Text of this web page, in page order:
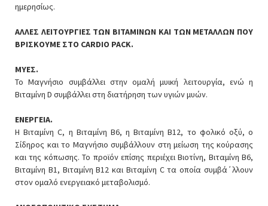
ημερησίως.
ΑΛΛΕΣ ΛΕΙΤΟΥΡΓΙΕΣ ΤΩΝ ΒΙΤΑΜΙΝΩΝ ΚΑΙ ΤΩΝ ΜΕΤΑΛΛΩΝ ΠΟΥ
ΒΡΙΣΚΟΥΜΕ ΣΤΟ CARDIO PACK.
ΜΥΕΣ.
Το Μαγνήσιο συμβάλλει στην ομαλή μυική λειτουργία, ενώ η
Βιταμίνη D συμβάλλει στη διατήρηση των υγιών μυών.
ΕΝΕΡΓΕΙΑ.
Η Βιταμίνη C, η Βιταμίνη B6, η Βιταμίνη B12, το φολικό οξύ, ο
Σίδηρος και το Μαγνήσιο συμβάλλουν στη μείωση της κούρασης
και της κόπωσης. Το προϊόν επίσης περιέχει Βιοτίνη, Βιταμίνη B6,
Βιταμίνη B1, Βιταμίνη B12 και Βιταμίνη C τα οποία συμβά΄λλουν
στον ομαλό ενεργειακό μεταβολισμό.